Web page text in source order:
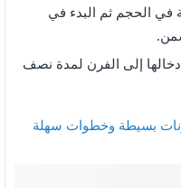
في الحجم ثم البدء في
إلى الفرن لمدة نصف
بسيطة وخطوات سهلة